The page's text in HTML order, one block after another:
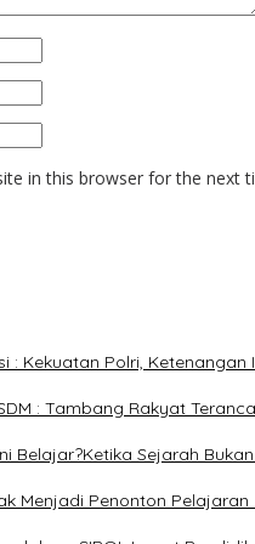
in this browser for the next
: Kekuatan Polri, Ketenangan
: Tambang Rakyat
Belajar?Ketika Sejarah
Menjadi Penonton